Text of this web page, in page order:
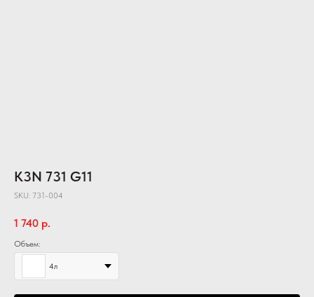
K3N 731 G11
SKU: 731-004
1 740 р.
Объем:
4л